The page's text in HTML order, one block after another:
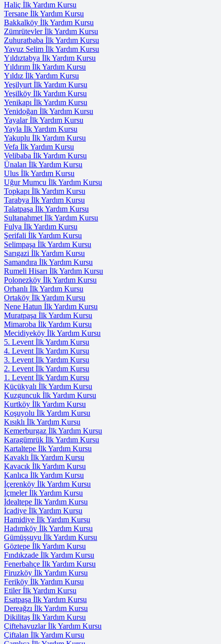
Haliç İlk Yardım Kursu
Tersane İlk Yardım Kursu
Bakkalköy İlk Yardım Kursu
Zümrütevler İlk Yardım Kursu
Zuhuratbaba İlk Yardım Kursu
Yavuz Selim İlk Yardım Kursu
Yıldıztabya İlk Yardım Kursu
Yıldırım İlk Yardım Kursu
Yıldız İlk Yardım Kursu
Yeşilyurt İlk Yardım Kursu
Yeşilköy İlk Yardım Kursu
Yenikapı İlk Yardım Kursu
Yenidoğan İlk Yardım Kursu
Yayalar İlk Yardım Kursu
Yayla İlk Yardım Kursu
Yakuplu İlk Yardım Kursu
Vefa İlk Yardım Kursu
Velibaba İlk Yardım Kursu
Ünalan İlk Yardım Kursu
Ulus İlk Yardım Kursu
Uğur Mumcu İlk Yardım Kursu
Topkapı İlk Yardım Kursu
Tarabya İlk Yardım Kursu
Talatpaşa İlk Yardım Kursu
Sultanahmet İlk Yardım Kursu
Fulya İlk Yardım Kursu
Şerifali İlk Yardım Kursu
Selimpaşa İlk Yardım Kursu
Sarıgazi İlk Yardım Kursu
Samandıra İlk Yardım Kursu
Rumeli Hisarı İlk Yardım Kursu
Polonezköy İlk Yardım Kursu
Orhanlı İlk Yardım Kursu
Ortaköy İlk Yardım Kursu
Nene Hatun İlk Yardım Kursu
Muratpaşa İlk Yardım Kursu
Mimaroba İlk Yardım Kursu
Mecidiyeköy İlk Yardım Kursu
5. Levent İlk Yardım Kursu
4. Levent İlk Yardım Kursu
3. Levent İlk Yardım Kursu
2. Levent İlk Yardım Kursu
1. Levent İlk Yardım Kursu
Küçükyalı İlk Yardım Kursu
Kuzguncuk İlk Yardım Kursu
Kurtköy İlk Yardım Kursu
Koşuyolu İlk Yardım Kursu
Kısıklı İlk Yardım Kursu
Kemerburgaz İlk Yardım Kursu
Karagümrük İlk Yardım Kursu
Kartaltepe İlk Yardım Kursu
Kavaklı İlk Yardım Kursu
Kavacık İlk Yardım Kursu
Kanlıca İlk Yardım Kursu
İçerenköy İlk Yardım Kursu
İçmeler İlk Yardım Kursu
İdealtepe İlk Yardım Kursu
İcadiye İlk Yardım Kursu
Hamidiye İlk Yardım Kursu
Hadımköy İlk Yardım Kursu
Gümüşsuyu İlk Yardım Kursu
Göztepe İlk Yardım Kursu
Fındıkzade İlk Yardım Kursu
Fenerbahçe İlk Yardım Kursu
Firuzköy İlk Yardım Kursu
Feriköy İlk Yardım Kursu
Etiler İlk Yardım Kursu
Esatpaşa İlk Yardım Kursu
Dereağzı İlk Yardım Kursu
Dikilitaş İlk Yardım Kursu
Çiftehavuzlar İlk Yardım Kursu
Çiftalan İlk Yardım Kursu